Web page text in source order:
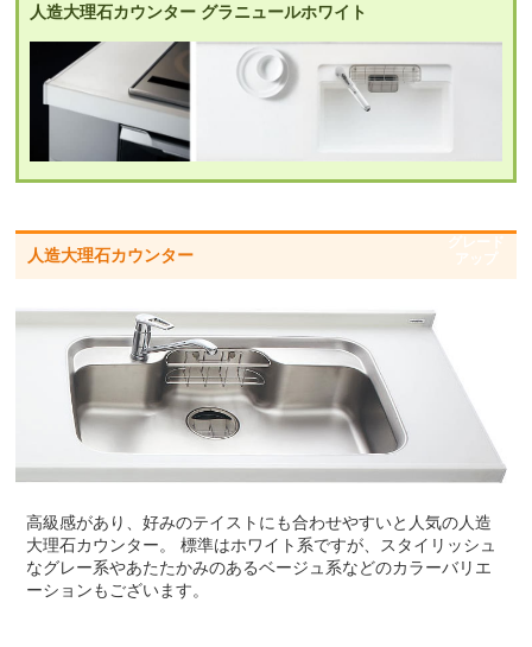
人造大理石カウンター グラニュールホワイト
人造大理石カウンター
グレード
アップ
高級感があり、好みのテイストにも合わせやすいと人気の人造
大理石カウンター。 標準はホワイト系ですが、スタイリッシュ
なグレー系やあたたかみのあるベージュ系などのカラーバリエ
ーションもございます。